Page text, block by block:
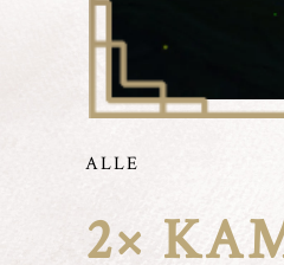
ALLE
2×